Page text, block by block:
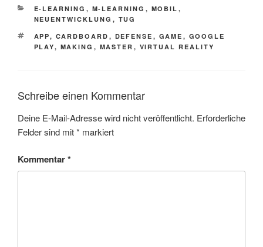
KATEGORIEN
E-LEARNING , M-LEARNING , MOBIL ,
NEUENTWICKLUNG , TUG
SCHLAGWÖRTER
APP, CARDBOARD , DEFENSE , GAME , GOOGLE
PLAY, MAKING , MASTER , VIRTUAL REALITY
Schreibe einen Kommentar
Deine E-Mail-Adresse wird nicht veröffentlicht. Erforderliche
Felder sind mit* markiert
Kommentar*